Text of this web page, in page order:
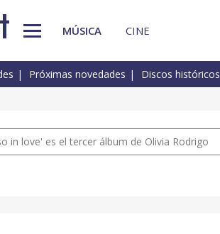
MÚSICA CINE
Próximas novedades Discos históricos
in love' es el tercer álbum de Olivia Rodrigo